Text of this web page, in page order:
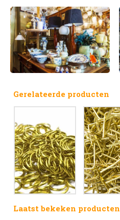
Gerelateerde producten
Laatst bekeken producten